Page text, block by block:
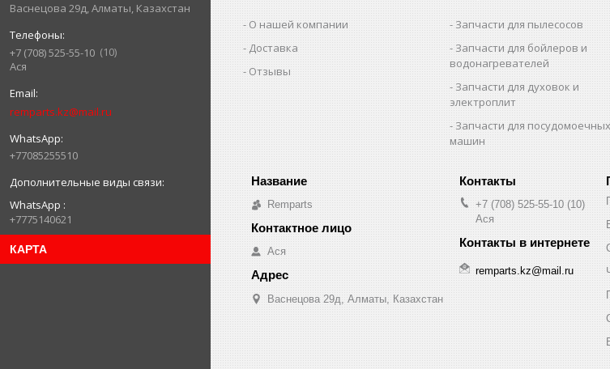
Васнецова 29д, Алматы, Казахстан
+7 (708) 525-55-10
10
Ася
remparts.kz@mail.ru
+77085255510
WhatsApp
+7775140621
КАРТА
О нашей компании
Доставка
Отзывы
Запчасти для пылесосов
Запчасти для бойлеров и
водонагревателей
Запчасти для духовок и
электроплит
Запчасти для посудомоечных
машин
Remparts
Ася
Васнецова 29д, Алматы, Казахстан
+7 (708) 525-55-10 10
Ася
remparts.kz@mail.ru